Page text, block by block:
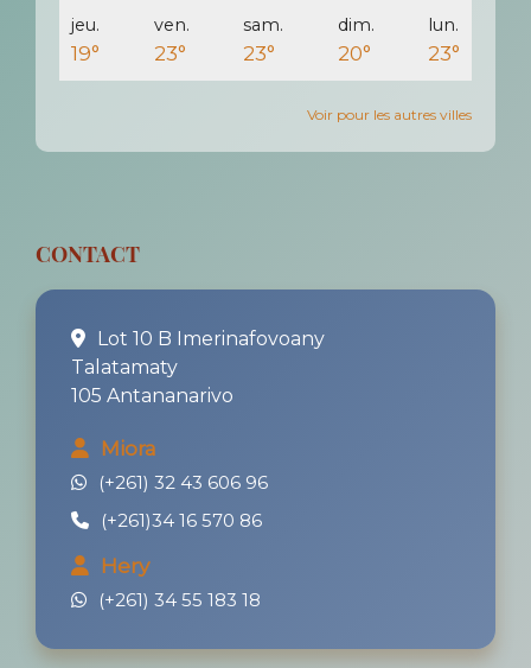
jeu.
19°
ven.
23°
sam.
23°
dim.
20°
lun.
23°
Voir pour les autres villes
CONTACT
Lot 10 B Imerinafovoany
Talatamaty
105 Antananarivo
Miora
(+261) 32 43 606 96
(+261)34 16 570 86
Hery
(+261) 34 55 183 18